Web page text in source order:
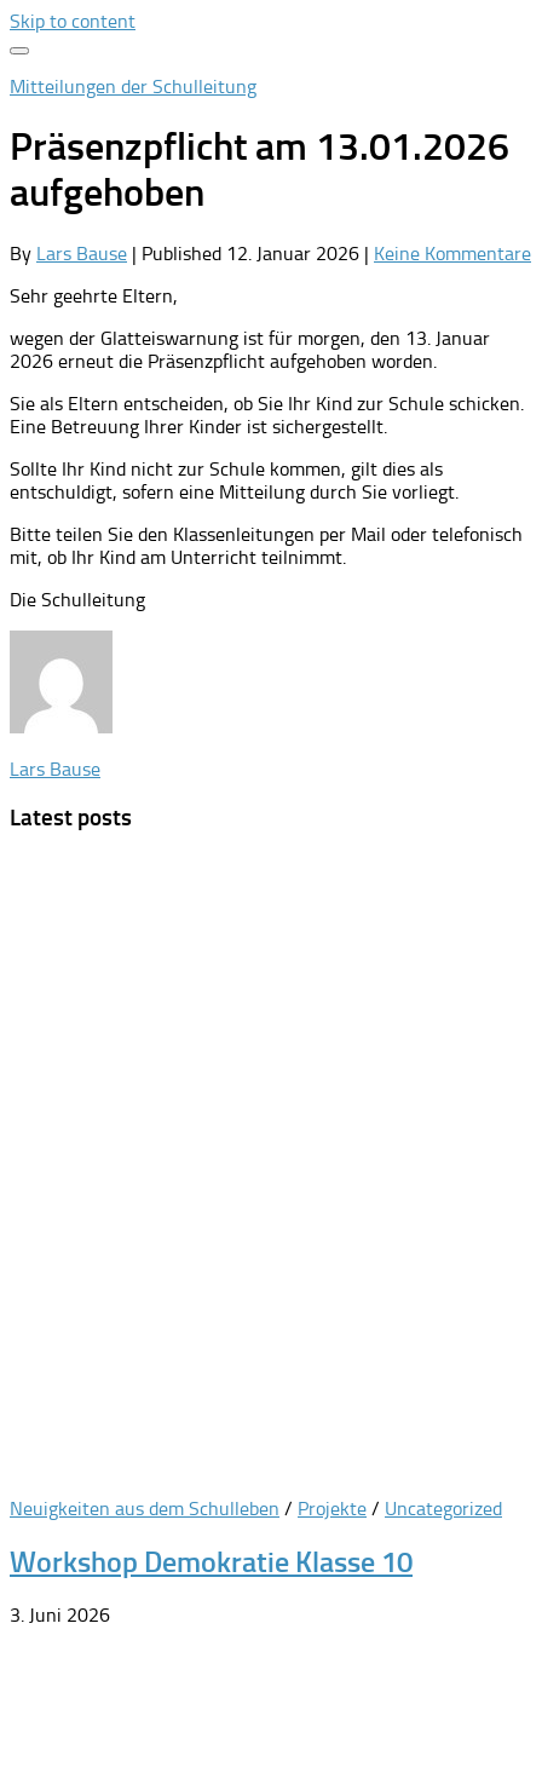
Skip to content
Mitteilungen der Schulleitung
Präsenzpflicht am 13.01.2026
aufgehoben
By Lars Bause | Published 12. Januar 2026 | Keine Kommentare
Sehr geehrte Eltern,
wegen der Glatteiswarnung ist für morgen, den 13. Januar
2026 erneut die Präsenzpflicht aufgehoben worden.
Sie als Eltern entscheiden, ob Sie Ihr Kind zur Schule schicken.
Eine Betreuung Ihrer Kinder ist sichergestellt.
Sollte Ihr Kind nicht zur Schule kommen, gilt dies als
entschuldigt, sofern eine Mitteilung durch Sie vorliegt.
Bitte teilen Sie den Klassenleitungen per Mail oder telefonisch
mit, ob Ihr Kind am Unterricht teilnimmt.
Die Schulleitung
Lars Bause
Latest posts
Neuigkeiten aus dem Schulleben / Projekte / Uncategorized
Workshop Demokratie Klasse 10
3. Juni 2026